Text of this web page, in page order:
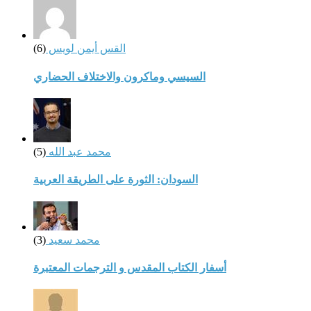
القس أيمن لويس (6)
السيسي وماكرون والاختلاف الحضاري
محمد عبد الله (5)
السودان: الثورة على الطريقة العربية
محمد سعيد (3)
أسفار الكتاب المقدس و الترجمات المعتبرة